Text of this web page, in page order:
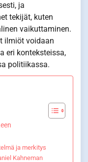
ja
tekijät, kuten
vaikuttaminen.
ilmiöt voidaan
eri konteksteissa,
politiikassa.
ja merkitys
Kahneman